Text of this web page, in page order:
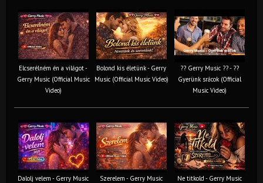
Elcserélném én a világot -
Gerry Music (Official Music
Video)
Bolond kis életünk - Gerry
Music (Official Music Video)
?? Gerry Music ?? - ??
Gyerünk srácok (Official
Music Video)
Dalolj velem - Gerry Music
Szerelem - Gerry Music
Ne titkold - Gerry Music